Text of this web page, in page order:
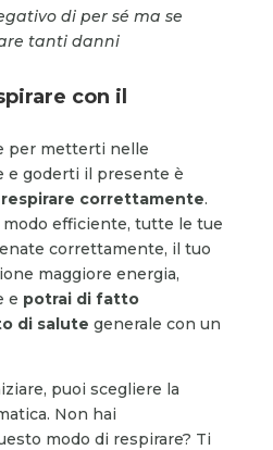
di per sé ma se
tanti danni
con il
per metterti nelle
e goderti il presente è
respirare correttamente.
efficiente, tutte le tue
correttamente, il tuo
maggiore energia,
e potrai di fatto
di salute generale con un
puoi scegliere la
Non hai
modo di respirare? Ti